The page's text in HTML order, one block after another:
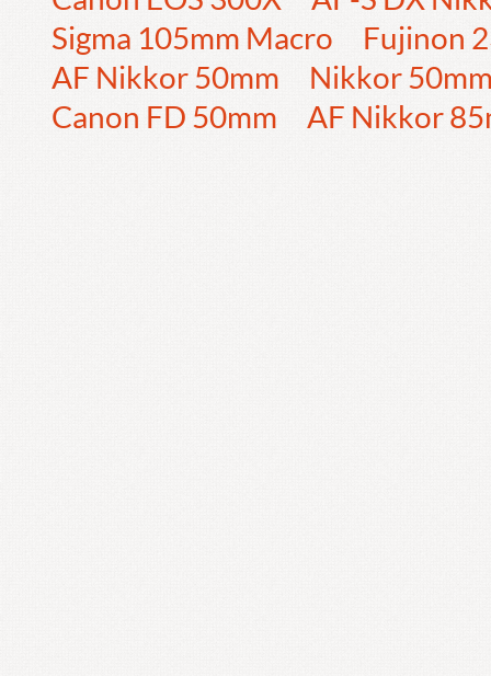
Sigma 105mm Macro
Fujinon
AF Nikkor 50mm
Nikkor
Canon FD 50mm
AF Nikkor